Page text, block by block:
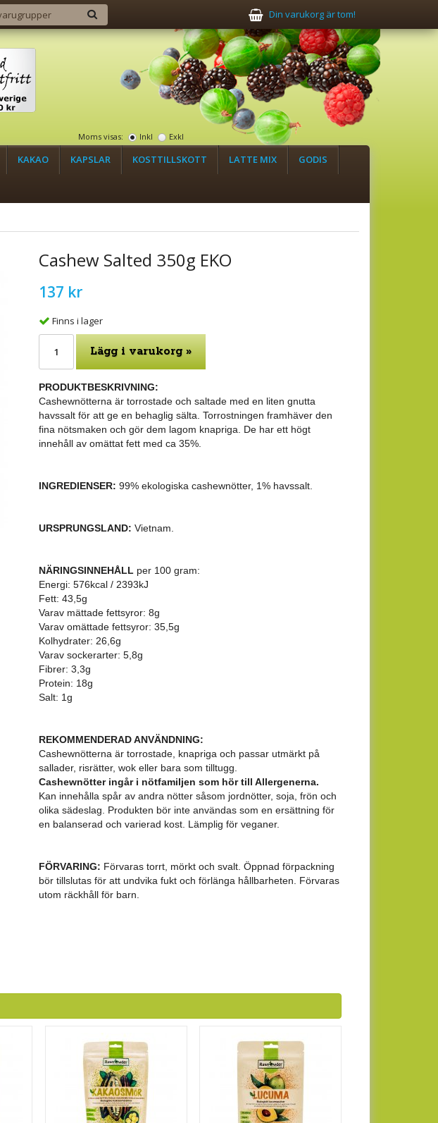
Din varukorg är tom!
Moms visas: Inkl Exkl
KAKAO KAPSLAR KOSTTILLSKOTT LATTE MIX GODIS
Cashew Salted 350g EKO
137 kr
Finns i lager
Lägg i varukorg »
PRODUKTBESKRIVNING:
Cashewnötterna är torrostade och saltade med en liten gnutta
havssalt för att ge en behaglig sälta. Torrostningen framhäver den
fina nötsmaken och gör dem lagom knapriga. De har ett högt
innehåll av omättat fett med ca 35%.
INGREDIENSER: 99% ekologiska cashewnötter, 1% havssalt.
URSPRUNGSLAND: Vietnam.
NÄRINGSINNEHÅLL per 100 gram:
Energi: 576kcal / 2393kJ
Fett: 43,5g
Varav mättade fettsyror: 8g
Varav omättade fettsyror: 35,5g
Kolhydrater: 26,6g
Varav sockerarter: 5,8g
Fibrer: 3,3g
Protein: 18g
Salt: 1g
REKOMMENDERAD ANVÄNDNING:
Cashewnötterna är torrostade, knapriga och passar utmärkt på
sallader, risrätter, wok eller bara som tilltugg.
Cashewnötter ingår i nötfamiljen som hör till Allergenerna.
Kan innehålla spår av andra nötter såsom jordnötter, soja, frön och
olika sädeslag. Produkten bör inte användas som en ersättning för
en balanserad och varierad kost. Lämplig för veganer.
FÖRVARING: Förvaras torrt, mörkt och svalt. Öppnad förpackning
bör tillslutas för att undvika fukt och förlänga hållbarheten. Förvaras
utom räckhåll för barn.